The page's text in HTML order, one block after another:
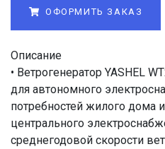
ОФОРМИТЬ ЗАКАЗ
Описание
• Ветрогенератор YASHEL
для автономного
потребностей жилого дома
центрального
среднегодовой скорости